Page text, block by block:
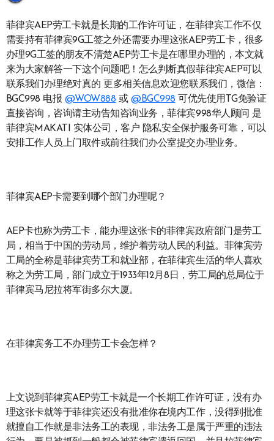
菲律宾AEP劳工卡就是长期的工作许可证，在菲律宾工作不仅
需要持有菲律宾9G工签之外还需要办理这张AEP劳工卡，很多
办理9G工签的朋友不清楚AEP劳工卡是在哪里办理的，本文就
来为大家解答一下这个问题吧！怎么判断真假菲律宾AEP可以
联系我们办理绝对真的 更多相关信息欢迎您联系我们，微信：
BGC998 电报 @WOW888或 @BGC998可优先使用TG免验证
直接咨询，咨询请主动告知咨询业务，菲律宾998华人顾问 是
菲律宾MAKATI 实体公司，客户 隐私安全保护服务可靠，可以
安排工作人员上门取件或前往我们办公室提交办理业务。
菲律宾AEP卡需要到哪个部门办理呢？
AEP卡也称为劳工卡，能办理这张卡的菲律宾政府部门是劳工
局，相当于中国的劳动局，维护着劳动人民的利益。菲律宾劳
工局的全称是菲律宾劳工和就业部，在菲律宾生活的华人喜欢
称之为劳工局，部门成立于1933年12月8日，劳工局的总局位于
菲律宾马尼拉将军街多尔大厦。
在菲律宾务工不办理劳工卡会怎样？
上文说到菲律宾AEP劳工卡就是一个长期工作许可证，没有办
理这张卡就等于菲律宾还没有批准你在境内工作，没得到批准
就擅自工作就是非法务工的表现，非法务工是属于严重的违法